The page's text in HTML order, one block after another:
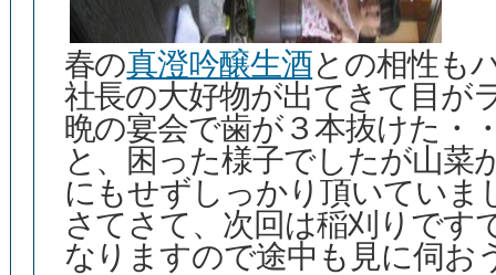
春の真澄吟醸生酒との相性も
社長の大好物が出てきて目が
晩の宴会で歯が３本抜けた・
と、困った様子でしたが山菜
にもせずしっかり頂いていま
さてさて、次回は稲刈りです
なりますので途中も見に伺お